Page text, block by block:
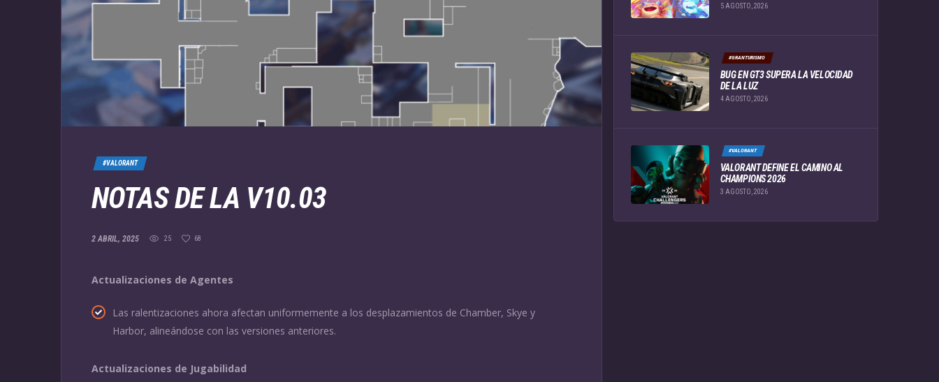
#VALORANT
NOTAS DE LA V10.03
2 ABRIL, 2025 25 68
Actualizaciones de Agentes
Las ralentizaciones ahora afectan uniformemente a los desplazamientos de Chamber, Skye y
Harbor, alineándose con las versiones anteriores.
Actualizaciones de Jugabilidad
5 AGOSTO, 2026
#GRANTURISMO
BUG EN GT3 SUPERA LA VELOCIDAD
DE LA LUZ
4 AGOSTO, 2026
#VALORANT
VALORANT DEFINE EL CAMINO AL
CHAMPIONS 2026
3 AGOSTO, 2026